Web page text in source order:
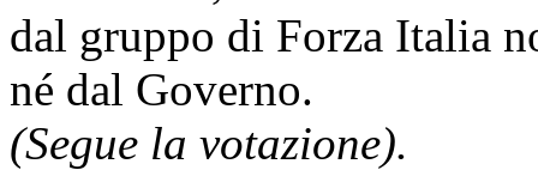
dal gruppo di Forza Italia
né dal Governo.
(Segue la votazione).